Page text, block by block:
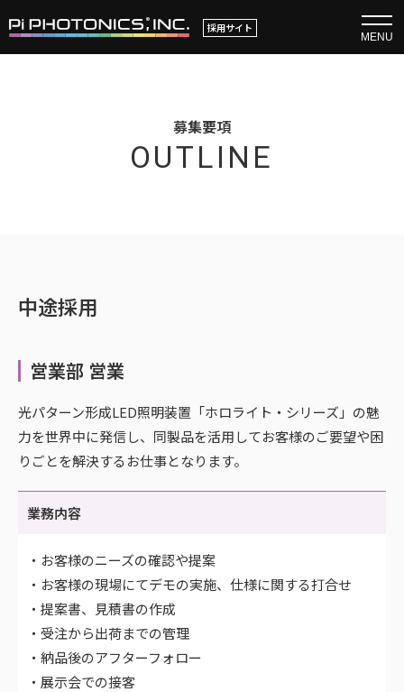
採用サイト
MENU
募集要項
OUTLINE
中途採用
営業部 営業
光パターン形成LED照明装置「ホロライト・シリーズ」の魅
力を世界中に発信し、同製品を活用してお客様のご要望や困
りごとを解決するお仕事となります。
業務内容
・お客様のニーズの確認や提案
・お客様の現場にてデモの実施、仕様に関する打合せ
・提案書、見積書の作成
・受注から出荷までの管理
・納品後のアフターフォロー
・展示会での接客